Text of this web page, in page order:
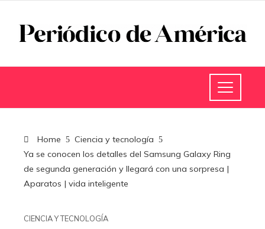
Home
Ciencia y tecnología
Ya se conocen los detalles del Samsung Galaxy Ring
de segunda generación y llegará con una sorpresa |
Aparatos | vida inteligente
CIENCIA Y TECNOLOGÍA